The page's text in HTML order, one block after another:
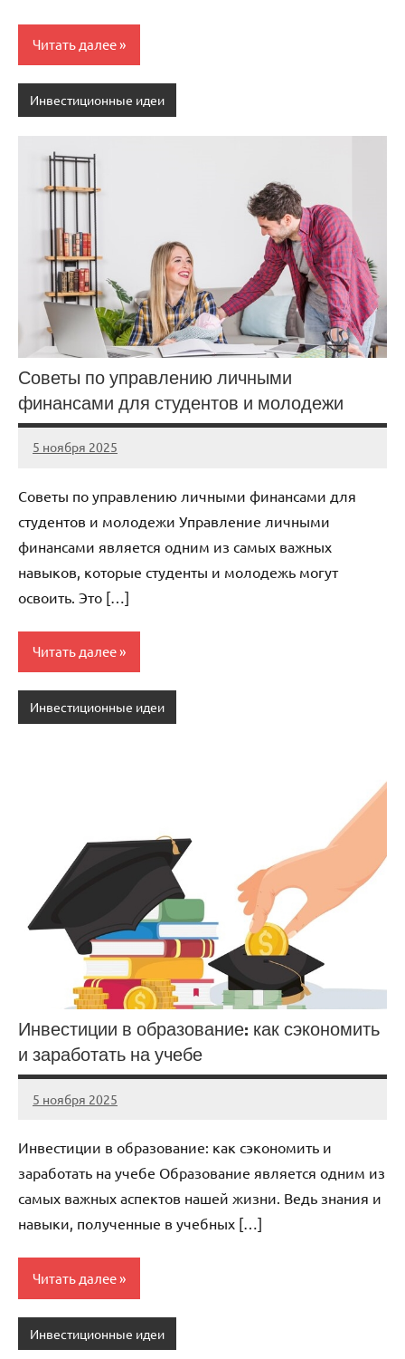
Читать далее
Инвестиционные идеи
Советы по управлению личными
финансами для студентов и молодежи
5 ноября 2025
cement_zavod
Нет
Советы по управлению личными финансами для
студентов и молодежи Управление личными
финансами является одним из самых важных
навыков, которые студенты и молодежь могут
освоить. Это […]
Читать далее
Инвестиционные идеи
Инвестиции в образование: как сэкономить
и заработать на учебе
5 ноября 2025
cement_zavod
Нет
Инвестиции в образование: как сэкономить и
заработать на учебе Образование является одним из
самых важных аспектов нашей жизни. Ведь знания и
навыки, полученные в учебных […]
Читать далее
Инвестиционные идеи